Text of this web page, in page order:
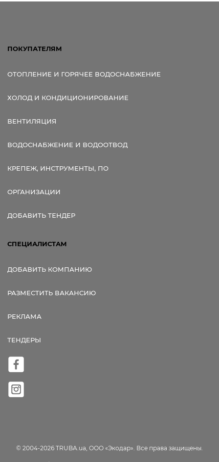
ПОКУПАТЕЛЯМ
ОТОПЛЕНИЕ И ГОРЯЧЕЕ ВОДОСНАБЖЕНИЕ
ХОЛОД И КОНДИЦИОНИРОВАНИЕ
ВЕНТИЛЯЦИЯ
ВОДОСНАБЖЕНИЕ И ВОДООТВОД
КРЕПЕЖ, ИНСТРУМЕНТЫ, ПО
ОРГАНИЗАЦИИ
ДОБАВИТЬ ТЕНДЕР
СПЕЦИАЛИСТАМ
ДОБАВИТЬ КОМПАНИЮ
РАЗМЕСТИТЬ ВАКАНСИЮ
РЕКЛАМА
ТЕНДЕРЫ
© 2004-2026 TRUBA.ua, ООО «Экодар». Все права защищены.